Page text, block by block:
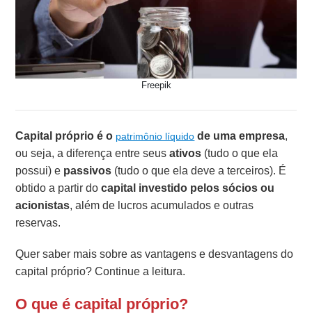
Freepik
Capital próprio é o patrimônio líquido de uma empresa,
ou seja, a diferença entre seusativos (tudo o que ela
possui) e passivos (tudo o que ela deve a terceiros). É
obtido a partir docapital investido pelos sócios ou
acionistas, além de lucros acumulados e outras
reservas.
Quer saber mais sobre as vantagens e desvantagens do
capital próprio? Continue a leitura.
O que é capital próprio?